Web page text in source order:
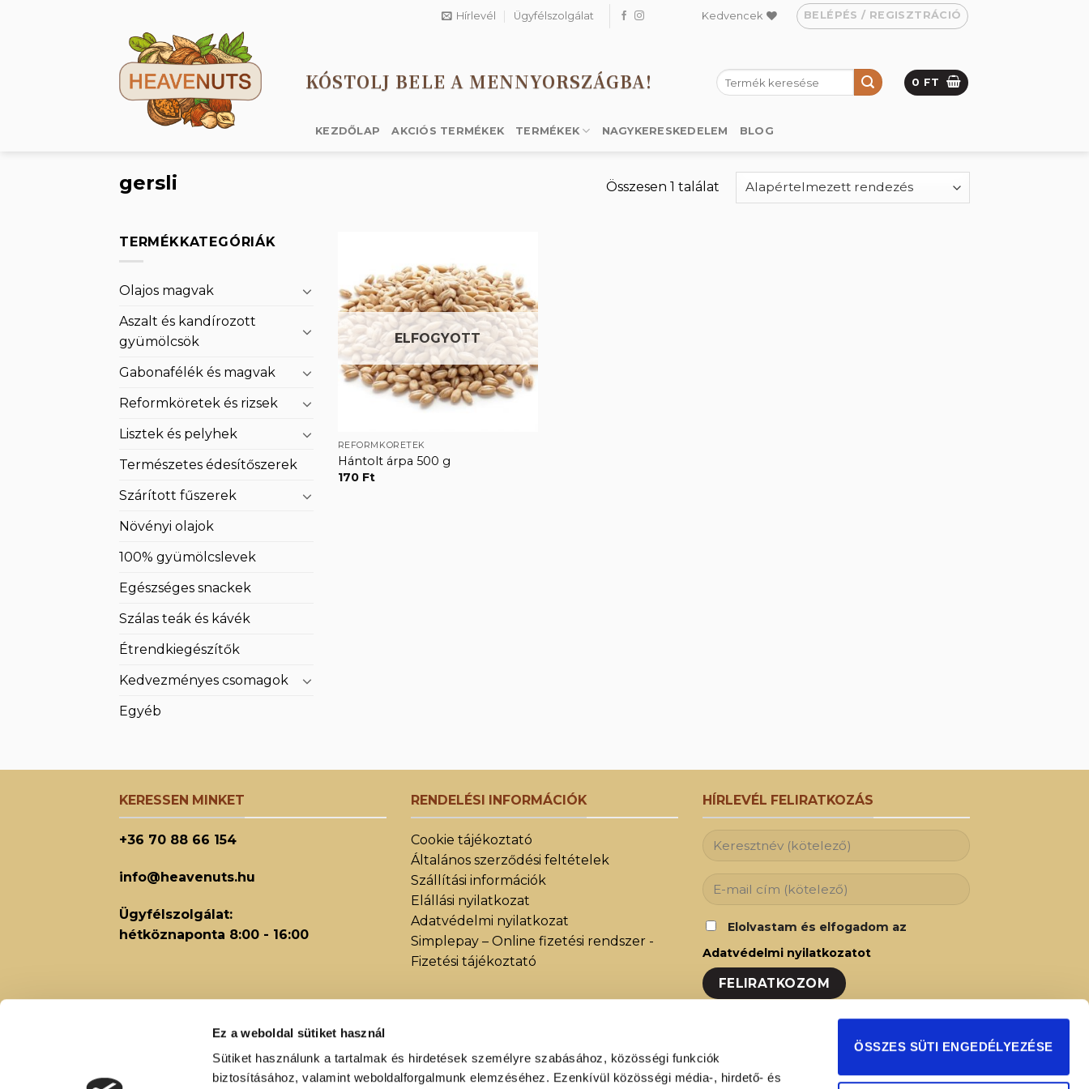
Ez a weboldal sütiket használ
Sütiket használunk a tartalmak és hirdetések személyre szabásához, közösségi funkciók
biztosításához, valamint weboldalforgalmunk elemzéséhez. Ezenkívül közösségi média-, hirdető- és
ÖSSZES SÜTI ENGEDÉLYEZÉSE
Hírlevél Ügyfélszolgálat Kedvencek BELÉPÉS / REGISZTRÁCIÓ
KÓSTOLJ BELE A MENNYORSZÁGBA!
Keresés
a
0 FT
KEZDŐLAP AKCIÓS TERMÉKEK TERMÉKEK NAGYKERESKEDELEM BLOG
gersli Összesen 1 találat
TERMÉKKATEGÓRIÁK
Olajos magvak
Aszalt és kandírozott
gyümölcsök
Gabonafélék és magvak
Reformköretek és rizsek
Lisztek és pelyhek
Természetes édesítőszerek
Szárított fűszerek
Növényi olajok
100% gyümölcslevek
Egészséges snackek
Szálas teák és kávék
Étrendkiegészítők
Kedvezményes csomagok
Egyéb
Kedvencekhez
ELFOGYOTT
REFORMKÖRETEK
Hántolt árpa 500 g
170 Ft
KERESSEN MINKET
+36 70 88 66 154
info@heavenuts.hu
Ügyfélszolgálat:
hétköznaponta 8:00 - 16:00
RENDELÉSI INFORMÁCIÓK
Cookie tájékoztató
Általános szerződési feltételek
Szállítási információk
Elállási nyilatkozat
Adatvédelmi nyilatkozat
Simplepay – Online fizetési rendszer -
Fizetési tájékoztató
HÍRLEVÉL FELIRATKOZÁS
Elolvastam és elfogadom az
Adatvédelmi nyilatkozatot
Iratkozzon fel hírlevelünkre és Ön is az elsők
között fog értesülni legújabb akcióinkról,
újdonságainkról!